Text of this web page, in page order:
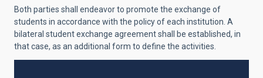
Both parties shall endeavor to promote the exchange of
students in accordance with the policy of each institution. A
bilateral student exchange agreement shall be established, in
that case, as an additional form to define the activities.